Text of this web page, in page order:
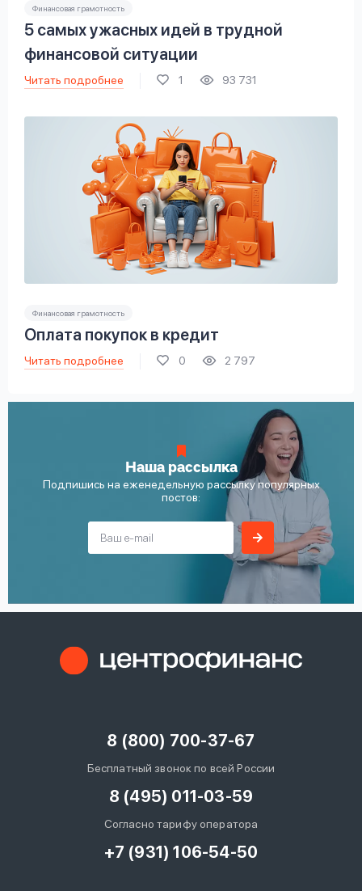
Финансовая грамотность
5 самых ужасных идей в трудной
финансовой ситуации
Читать подробнее 1 93 731
Финансовая грамотность
Оплата покупок в кредит
Читать подробнее 0 2 797
Наша рассылка
Подпишись на еженедельную рассылку популярных
постов:
8 (800) 700-37-67
Бесплатный звонок по всей России
8 (495) 011-03-59
Согласно тарифу оператора
+7 (931) 106-54-50